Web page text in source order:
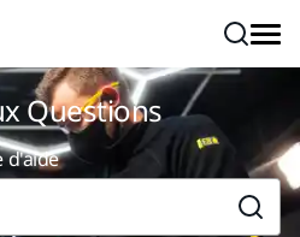
Questions
d'aide